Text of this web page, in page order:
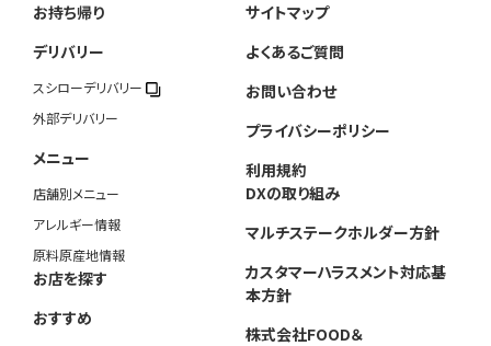
お持ち帰り
デリバリー
スシローデリバリー
外部デリバリー
メニュー
店舗別メニュー
アレルギー情報
原料原産地情報
お店を探す
おすすめ
サイトマップ
よくあるご質問
お問い合わせ
プライバシーポリシー
利用規約
DXの取り組み
マルチステークホルダー方針
カスタマーハラスメント対応基
本方針
株式会社FOOD＆